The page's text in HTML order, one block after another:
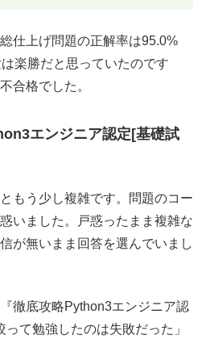
仕上げ問題の正解率は95.0%
楽勝だと思っていたのです
合格でした。
エンジニア認定[基礎試
もう少し複雑です。問題のコー
いました。戸惑ったまま複雑な
が無いまま回答を選んでいまし
徹底攻略Python3エンジニア認
て勉強したのは失敗だった」